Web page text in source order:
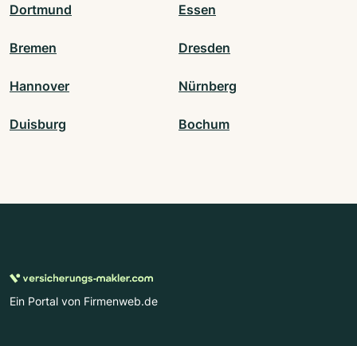
Dortmund Essen
Bremen Dresden
Hannover Nürnberg
Duisburg Bochum
Ein Portal von Firmenweb.de